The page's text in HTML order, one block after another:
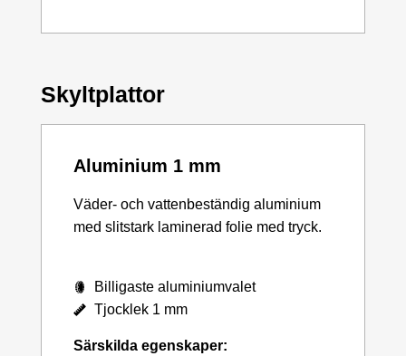
Skyltplattor
Aluminium 1 mm
Väder- och vattenbeständig aluminium
med slitstark laminerad folie med tryck.
Billigaste aluminiumvalet
Tjocklek 1 mm
Särskilda egenskaper: